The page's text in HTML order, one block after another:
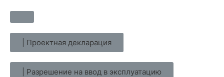
| Проектная декларация
| Разрешение на ввод в эксплуатацию